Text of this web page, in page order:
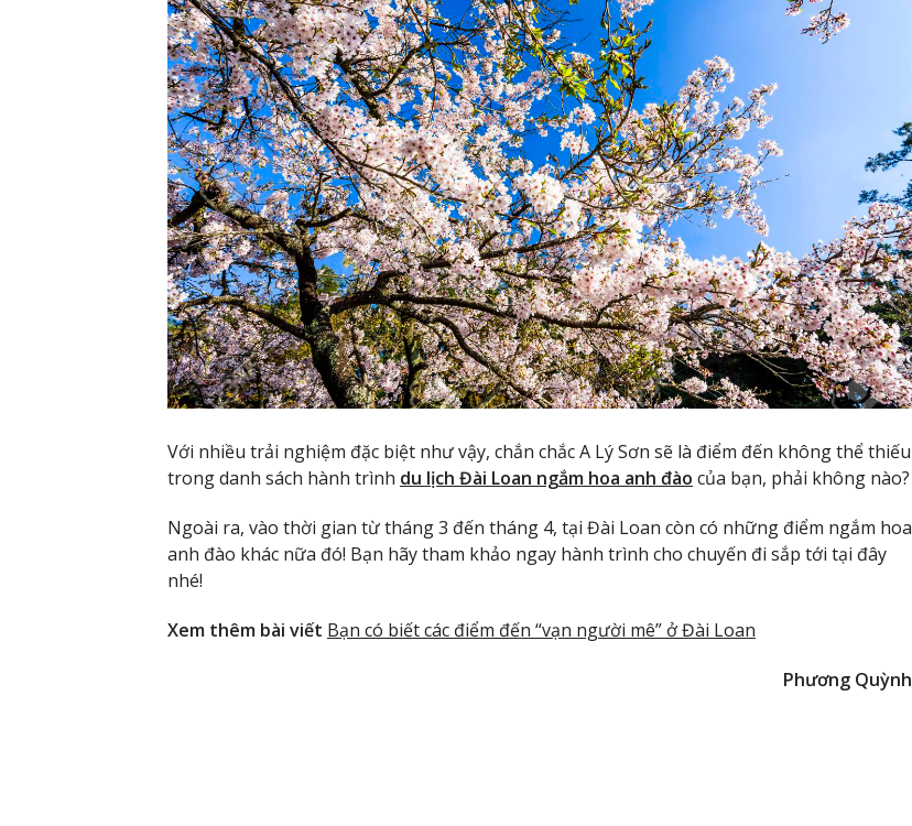
Với nhiều trải nghiệm đặc biệt như vậy, chắn chắc A Lý Sơn sẽ là điểm đến không thể thiếu
trong danh sách hành trình du lịch Đài Loan ngắm hoa anh đào của bạn, phải không nào?
Ngoài ra, vào thời gian từ tháng 3 đến tháng 4, tại Đài Loan còn có những điểm ngắm hoa
anh đào khác nữa đó! Bạn hãy tham khảo ngay hành trình cho chuyến đi sắp tới tại đây
nhé!
Xem thêm bài viết Bạn có biết các điểm đến “vạn người mê” ở Đài Loan
Phương Quỳnh